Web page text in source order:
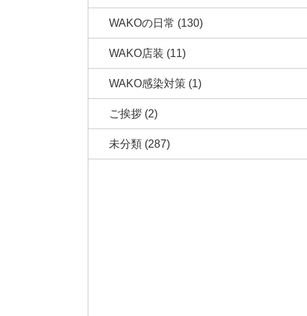
WAKOの日常 (130)
WAKO店装 (11)
WAKO感染対策 (1)
ご挨拶 (2)
未分類 (287)